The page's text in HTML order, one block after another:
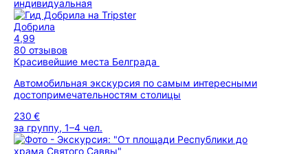
индивидуальная
Добрила
4,99
80 отзывов
Красивейшие места Белграда
Автомобильная экскурсия по самым интересными
достопримечательностям столицы
230 €
за группу, 1–4 чел.